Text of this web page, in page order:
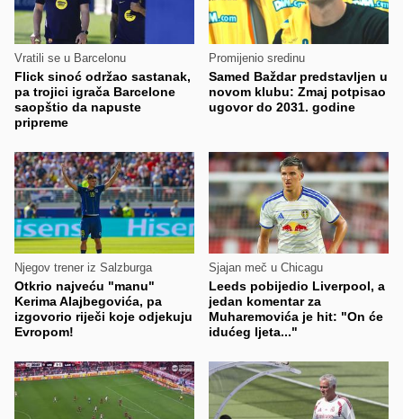
Vratili se u Barcelonu
Flick sinoć održao sastanak,
pa trojici igrača Barcelone
saopštio da napuste
pripreme
Promijenio sredinu
Samed Baždar predstavljen u
novom klubu: Zmaj potpisao
ugovor do 2031. godine
Njegov trener iz Salzburga
Otkrio najveću "manu"
Kerima Alajbegovića, pa
izgovorio riječi koje odjekuju
Evropom!
Sjajan meč u Chicagu
Leeds pobijedio Liverpool, a
jedan komentar za
Muharemovića je hit: "On će
idućeg ljeta..."